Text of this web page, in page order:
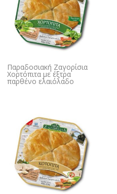
Παραδοσιακή Ζαγορίσια
Χορτόπιτα με έξτρα
παρθένο ελαιόλαδο